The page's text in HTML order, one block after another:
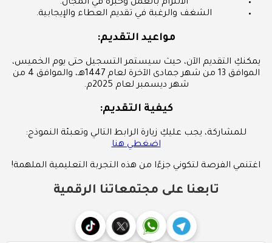
الالتزام بالعمل وخبرة في المجال.
الشغف والرغبة في تقديم العطاء والإيجابية.
مواعيد التقديم:
يمكنكِ التقديم الآن، حيث سيستمر التسجيل حتى يوم الخميس،
الموافق 13 من شهر جمادى الآخرة لعام 1447هـ، والموافق 4 من
شهر ديسمبر لعام 2025م.
كيفية التقديم:
للمشاركة، يجب عليكِ زيارة الرابط التالي وتعبئة النموذج:
اضغطي هنا
اغتنمي الفرصة لتكوني جزءًا من هذه التجربة التعليمية الملهمة!
تابعنا على مجتمعاتنا الرقمية